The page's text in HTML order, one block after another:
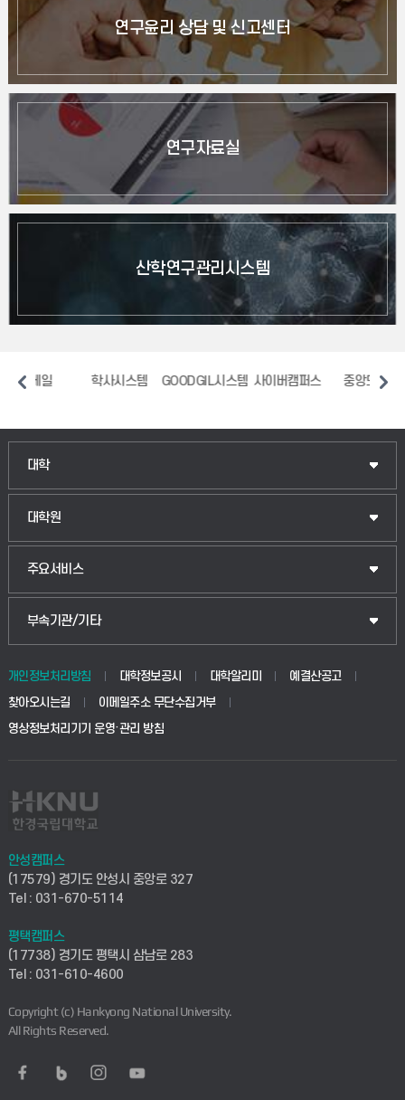
연구윤리 상담 및 신고센터
연구자료실
산학연구관리시스템
학사시스템 GOODGIL시스템 사이버캠퍼스 중앙도서관 장애
대학
인문융합공공인재학부
법경영학부
생명공학부
사회안전시스템공학부
컴퓨터응용수학부
ICT로봇기계공학부
전자전기공학부
디자인건축융합학부
AI융합학부
대학원
일반대학원
산업대학원
공공정책대학원
교육대학원
주요서비스
입학안내
웹메일
학사시스템(전문학사 및 전공심화)
사이버캠퍼스(전문학사 및 전공심화)
시설바로처리서비스
연구실안전관리시스템
산학연구관리시스템
찾아오시는길(평택)
통학버스안내(안성)
부속기관/기타
중앙도서관
학생생활관(안성)
산학협력단
취업지원센터
창업지원센터
현장실습지원센터
개인정보처리방침 대학정보공시 대학알리미
예결산공고
찾아오시는길
이메일주소 무단수집거부
영상정보처리기기 운영·관리 방침
안성캠퍼스
(17579) 경기도 안성시 중앙로 327
Tel : 031-670-5114
평택캠퍼스
(17738) 경기도 평택시 삼남로 283
Tel : 031-610-4600
Copyright (c) Hankyong National University.
All Rights Reserved.